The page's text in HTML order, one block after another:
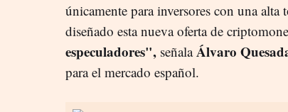
únicamente para inversores con una
diseñado esta nueva oferta de
especuladores", señalaÁlvaro
para el mercado español.